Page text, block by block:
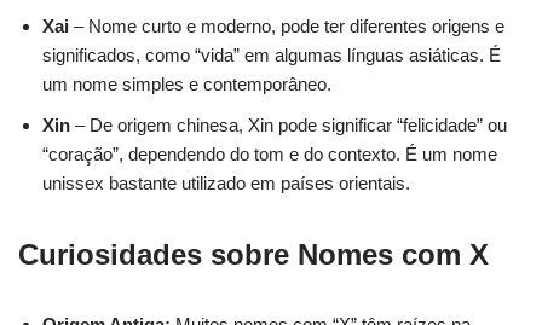
Xai – Nome curto e moderno, pode ter diferentes origens e
significados, como “vida” em algumas línguas asiáticas. É
um nome simples e contemporâneo.
Xin – De origem chinesa, Xin pode significar “felicidade” ou
“coração”, dependendo do tom e do contexto. É um nome
unissex bastante utilizado em países orientais.
Curiosidades sobre Nomes com X